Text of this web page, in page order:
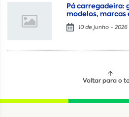
Pá carregadeira:
modelos, marcas
10 de junho - 2026
Voltar para o
Locação Compra